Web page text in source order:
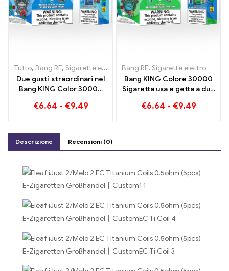
Tutto, Bang RE, Sigarette elettroniche usa e getta Lituania ,
Due gusti straordinari nel
Bang KING Color 30000
Lamponi Misti e Frutta
€6.64 - €9.49
Bang RE, Sigarette elettroniche usa e getta Lituania
Bang KING Colore 30000
Sigaretta usa e getta a due
Watermelon Bubble Gum
€6.64 - €9.49
Descrizione Recensioni (0)